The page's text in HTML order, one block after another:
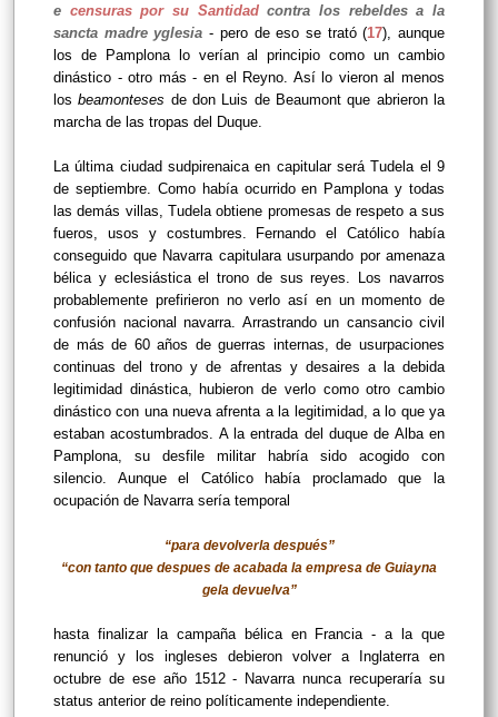
e censuras por su Santidadcontra los rebeldes a la
sancta madre yglesia- pero de eso se trató (17), aunque
los de Pamplona lo verían al principio como un cambio
dinástico - otro más - en el Reyno. Así lo vieron al menos
losbeamonteses de don Luis de Beaumont que abrieron la
marcha de las tropas del Duque.
La última ciudad sudpirenaica en capitular será Tudela el 9
de septiembre. Como había ocurrido en Pamplona y todas
las demás villas, Tudela obtiene promesas de respeto a sus
fueros, usos y costumbres. Fernando el Católico había
conseguido que Navarra capitulara usurpando por amenaza
bélica y eclesiástica el trono de sus reyes. Los navarros
probablemente prefirieron no verlo así en un momento de
confusión nacional navarra. Arrastrando un cansancio civil
de más de 60 años de guerras internas, de usurpaciones
continuas del trono y de afrentas y desaires a la debida
legitimidad dinástica, hubieron de verlo como otro cambio
dinástico con una nueva afrenta a la legitimidad, a lo que ya
estaban acostumbrados. A la entrada del duque de Alba en
Pamplona, su desfile militar habría sido acogido con
silencio. Aunque el Católico había proclamado que la
ocupación de Navarra sería temporal
“para devolverla después”
“con tanto que despues de acabada la empresa de Guiayna
gela devuelva”
hasta finalizar la campaña bélica en Francia - a la que
renunció y los ingleses debieron volver a Inglaterra en
octubre de ese año 1512 - Navarra nunca recuperaría su
status anterior de reino políticamente independiente.